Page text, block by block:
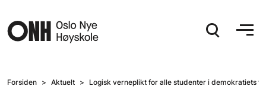
Forsiden Aktuelt Logisk verneplikt for alle studenter i demokratiets